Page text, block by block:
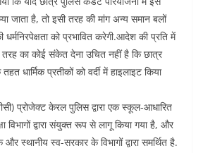
जाता है, तो इसी तरह की मांग अन्य समान बलों
धर्मनिरपेक्षता को प्रभावित करेगी.आदेश की प्रति में
तरह का कोई संकेत देना उचित नहीं है कि छात्र
धार्मिक प्रतीकों को वर्दी में हाइलाइट किया
प्रोजेक्ट केरल पुलिस द्वारा एक स्कूल-आधारित
द्वारा संयुक्त रूप से लागू किया गया है, और
स्थानीय स्व-सरकार के विभागों द्वारा समर्थित है.